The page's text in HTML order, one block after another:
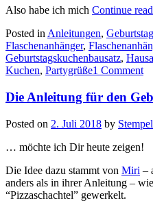
Also habe ich mich Continue
Posted in Anleitungen, Geburtstag
Flaschenanhänger,
Geburtstagskuchenbausatz,
Kuchen, Partygrüße1 Comment
Die Anleitung für den
Posted on 2. Juli 2018 by
… möchte ich Dir heute zeigen!
Die Idee dazu stammt von Miri –
anders als in ihrer Anleitung –
“Pizzaschachtel” gewerkelt.